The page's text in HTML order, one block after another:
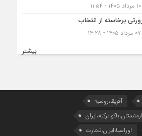
۱۰ مرداد ۱۴۰۵ - ۱۱:۵۴
برخاسته از انتخاب
بیشتر
آفریقا،روسیه
ارمنستان،باکو،ترکیه،ایران
اوراسیا،ایران،تجارت